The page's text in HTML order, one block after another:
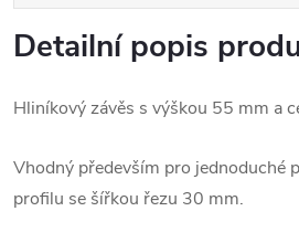
Detailní popis
Hliníkový závěs s výškou 55 mm a
Vhodný především pro jednoduché
profilu se šířkou řezu 30 mm.